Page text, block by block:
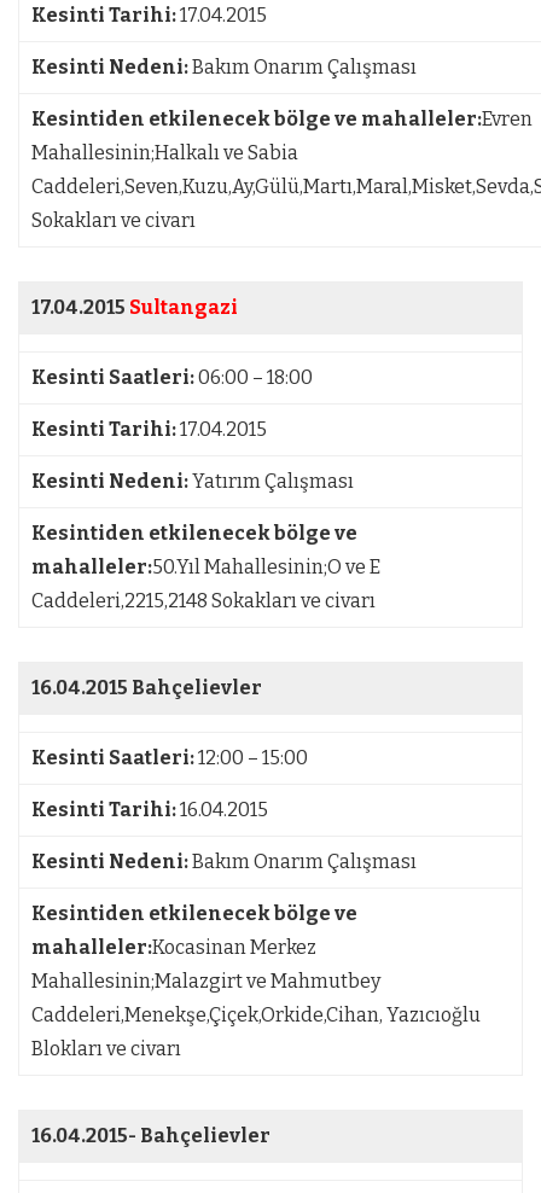
Kesinti Tarihi:17.04.2015
Kesinti Nedeni:Bakım Onarım Çalışması
Kesintiden etkilenecek bölge ve mahalleler:Evren
Mahallesinin;Halkalı ve Sabia
Sokakları ve civarı
17.04.2015 Sultangazi
Kesinti Saatleri:06:00 – 18:00
Kesinti Tarihi:17.04.2015
Kesinti Nedeni:Yatırım Çalışması
Kesintiden etkilenecek bölge ve
mahalleler:50.Yıl Mahallesinin;O ve E
Caddeleri,2215,2148 Sokakları ve civarı
16.04.2015 Bahçelievler
Kesinti Saatleri:12:00 – 15:00
Kesinti Tarihi:16.04.2015
Kesinti Nedeni:Bakım Onarım Çalışması
Kesintiden etkilenecek bölge ve
mahalleler:Kocasinan Merkez
Mahallesinin;Malazgirt ve Mahmutbey
Caddeleri,Menekşe,Çiçek,Orkide,Cihan, Yazıcıoğlu
Blokları ve civarı
16.04.2015- Bahçelievler